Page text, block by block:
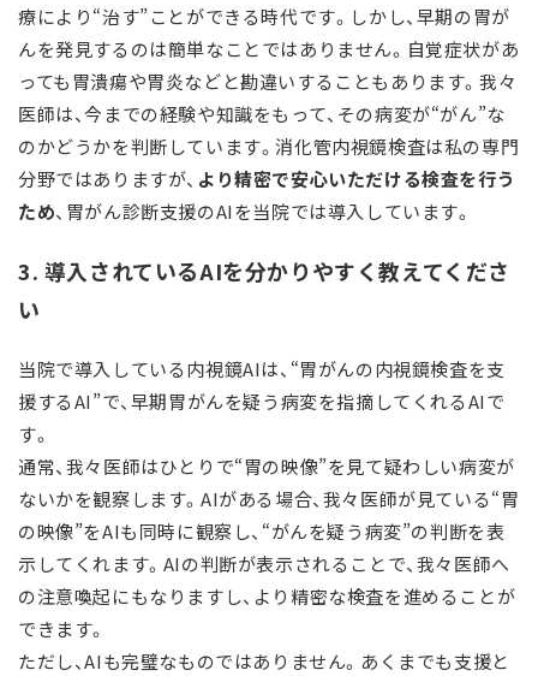
療により“治す”ことができる時代です。しかし、早期の胃が
んを発見するのは簡単なことではありません。自覚症状があ
っても胃潰瘍や胃炎などと勘違いすることもあります。我々
医師は、今までの経験や知識をもって、その病変が“がん”な
のかどうかを判断しています。消化管内視鏡検査は私の専門
分野ではありますが、 より精密で安心いただける検査を行う
ため、胃がん診断支援のAIを当院では導入しています。
3. 導入されているAIを分かりやすく教えてくださ
い
当院で導入している内視鏡AIは、“胃がんの内視鏡検査を支
援するAI”で、早期胃がんを疑う病変を指摘してくれるAIで
す。
通常、我々医師はひとりで“胃の映像”を見て疑わしい病変が
ないかを観察します。AIがある場合、我々医師が見ている“胃
の映像”をAIも同時に観察し、“がんを疑う病変”の判断を表
示してくれます。AIの判断が表示されることで、我々医師へ
の注意喚起にもなりますし、より精密な検査を進めることが
できます。
ただし、AIも完璧なものではありません。あくまでも支援と